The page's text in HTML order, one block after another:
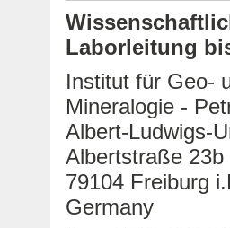
Laborleitung
Institut für Geo-
Mineralogie -
Albert-Ludwigs-
Albertstraße 23b
79104 Freiburg
Germany